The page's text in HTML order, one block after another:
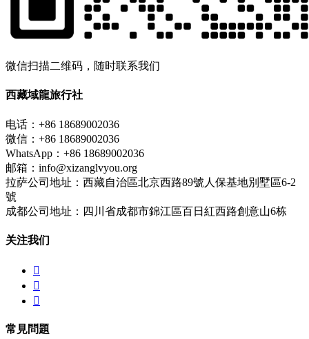
微信扫描二维码，随时联系我们
西藏域龍旅行社
电话：+86 18689002036
微信：+86 18689002036
WhatsApp：+86 18689002036
邮箱：info@xizanglvyou.org
拉萨公司地址：西藏自治區北京西路89號人保基地別墅區6-2
號
成都公司地址：四川省成都市錦江區百日紅西路創意山6栋
关注我们



常見問題